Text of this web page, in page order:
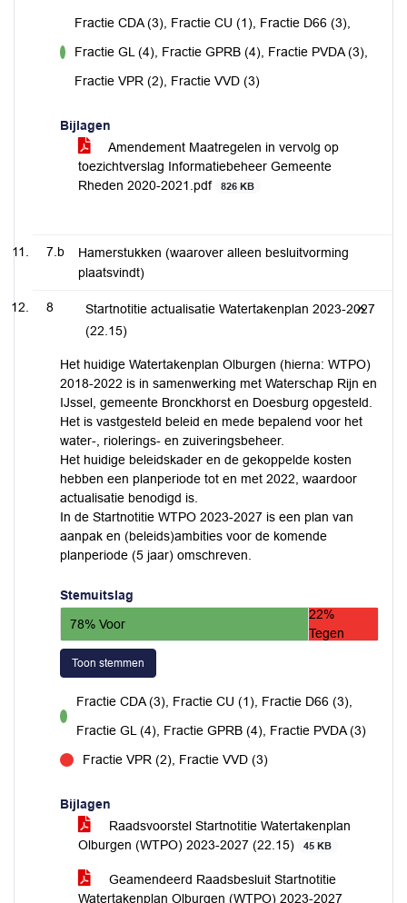
Fractie CDA (3), Fractie CU (1), Fractie D66 (3),
Fractie GL (4), Fractie GPRB (4), Fractie PVDA (3),
Fractie VPR (2), Fractie VVD (3)
Bijlagen
Amendement Maatregelen in vervolg op
toezichtverslag Informatiebeheer Gemeente
Rheden 2020-2021.pdf
826 KB
7.b
Hamerstukken (waarover alleen besluitvorming
plaatsvindt)
8
Startnotitie actualisatie Watertakenplan 2023-2027
(22.15)
Het huidige Watertakenplan Olburgen (hierna: WTPO)
2018-2022 is in samenwerking met Waterschap Rijn en
IJssel, gemeente Bronckhorst en Doesburg opgesteld.
Het is vastgesteld beleid en mede bepalend voor het
water-, riolerings- en zuiveringsbeheer.
Het huidige beleidskader en de gekoppelde kosten
hebben een planperiode tot en met 2022, waardoor
actualisatie benodigd is.
In de Startnotitie WTPO 2023-2027 is een plan van
aanpak en (beleids)ambities voor de komende
planperiode (5 jaar) omschreven.
Stemuitslag
78% Voor
22%
Tegen
Toon stemmen
voor
Fractie CDA (3), Fractie CU (1), Fractie D66 (3),
Fractie GL (4), Fractie GPRB (4), Fractie PVDA (3)
Fractie VPR (2), Fractie VVD (3)
Bijlagen
Raadsvoorstel Startnotitie Watertakenplan
Olburgen (WTPO) 2023-2027 (22.15)
45 KB
Geamendeerd Raadsbesluit Startnotitie
Watertakenplan Olburgen (WTPO) 2023-2027